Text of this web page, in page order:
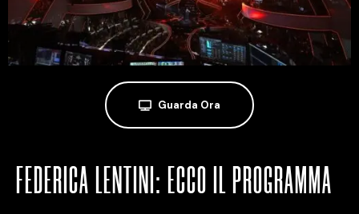
Guarda Ora
FEDERICA LENTINI: ECCO IL PROGRAMMA